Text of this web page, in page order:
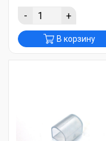
- +
В корзину